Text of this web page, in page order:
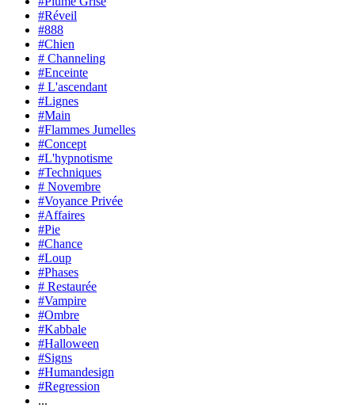
#Réveil
#888
#Chien
# Channeling
#Enceinte
# L'ascendant
#Lignes
#Main
#Flammes Jumelles
#Concept
#L'hypnotisme
#Techniques
# Novembre
#Voyance Privée
#Affaires
#Pie
#Chance
#Loup
#Phases
# Restaurée
#Vampire
#Ombre
#Kabbale
#Halloween
#Signs
#Humandesign
#Regression
...